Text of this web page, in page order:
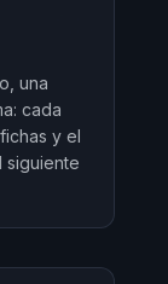
una
cada
y el
siguiente